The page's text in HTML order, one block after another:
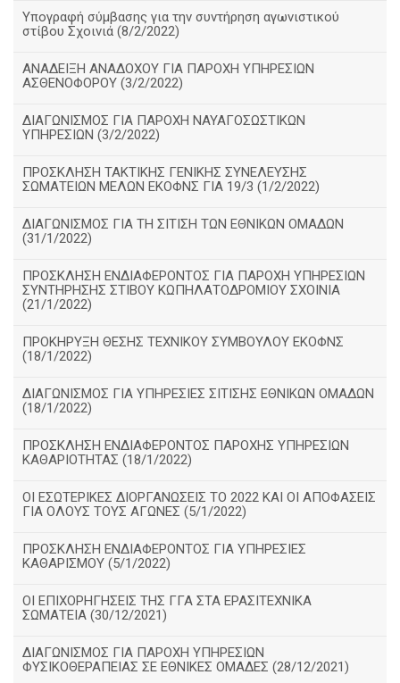
Υπογραφή σύμβασης για την συντήρηση αγωνιστικού
στίβου Σχοινιά (8/2/2022)
ΑΝΑΔΕΙΞΗ ΑΝΑΔΟΧΟΥ ΓΙΑ ΠΑΡΟΧΗ ΥΠΗΡΕΣΙΩΝ
ΑΣΘΕΝΟΦΟΡΟΥ (3/2/2022)
ΔΙΑΓΩΝΙΣΜΟΣ ΓΙΑ ΠΑΡΟΧΗ ΝΑΥΑΓΟΣΩΣΤΙΚΩΝ
ΥΠΗΡΕΣΙΩΝ (3/2/2022)
ΠΡΟΣΚΛΗΣΗ ΤΑΚΤΙΚΗΣ ΓΕΝΙΚΗΣ ΣΥΝΕΛΕΥΣΗΣ
ΣΩΜΑΤΕΙΩΝ ΜΕΛΩΝ ΕΚΟΦΝΣ ΓΙΑ 19/3 (1/2/2022)
ΔΙΑΓΩΝΙΣΜΟΣ ΓΙΑ ΤΗ ΣΙΤΙΣΗ ΤΩΝ ΕΘΝΙΚΩΝ ΟΜΑΔΩΝ
(31/1/2022)
ΠΡΟΣΚΛΗΣΗ ΕΝΔΙΑΦΕΡΟΝΤΟΣ ΓΙΑ ΠΑΡΟΧΗ ΥΠΗΡΕΣΙΩΝ
ΣΥΝΤΗΡΗΣΗΣ ΣΤΙΒΟΥ ΚΩΠΗΛΑΤΟΔΡΟΜΙΟΥ ΣΧΟΙΝΙΑ
(21/1/2022)
ΠΡΟΚΗΡΥΞΗ ΘΕΣΗΣ ΤΕΧΝΙΚΟΥ ΣΥΜΒΟΥΛΟΥ ΕΚΟΦΝΣ
(18/1/2022)
ΔΙΑΓΩΝΙΣΜΟΣ ΓΙΑ ΥΠΗΡΕΣΙΕΣ ΣΙΤΙΣΗΣ ΕΘΝΙΚΩΝ ΟΜΑΔΩΝ
(18/1/2022)
ΠΡΟΣΚΛΗΣΗ ΕΝΔΙΑΦΕΡΟΝΤΟΣ ΠΑΡΟΧΗΣ ΥΠΗΡΕΣΙΩΝ
ΚΑΘΑΡΙΟΤΗΤΑΣ (18/1/2022)
ΟΙ ΕΣΩΤΕΡΙΚΕΣ ΔΙΟΡΓΑΝΩΣΕΙΣ ΤΟ 2022 ΚΑΙ ΟΙ ΑΠΟΦΑΣΕΙΣ
ΓΙΑ ΟΛΟΥΣ ΤΟΥΣ ΑΓΩΝΕΣ (5/1/2022)
ΠΡΟΣΚΛΗΣΗ ΕΝΔΙΑΦΕΡΟΝΤΟΣ ΓΙΑ ΥΠΗΡΕΣΙΕΣ
ΚΑΘΑΡΙΣΜΟΥ (5/1/2022)
ΟΙ ΕΠΙΧΟΡΗΓΗΣΕΙΣ ΤΗΣ ΓΓΑ ΣΤΑ ΕΡΑΣΙΤΕΧΝΙΚΑ
ΣΩΜΑΤΕΙΑ (30/12/2021)
ΔΙΑΓΩΝΙΣΜΟΣ ΓΙΑ ΠΑΡΟΧΗ ΥΠΗΡΕΣΙΩΝ
ΦΥΣΙΚΟΘΕΡΑΠΕΙΑΣ ΣΕ ΕΘΝΙΚΕΣ ΟΜΑΔΕΣ (28/12/2021)